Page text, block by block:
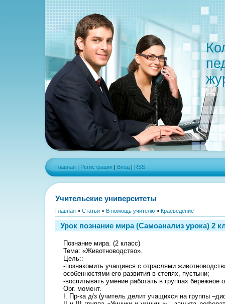
Главная | Регистрация | Вход | RSS
Учительские университеты
Главная » Статьи » В помощь учителю » Краеведение
Урок познание мира (Самоанализ урока) 2
Познание мира. (2 класс)
Тема: «Животноводство».
Цель::
-познакомить учащиеся с отраслями
особенностями его развития в степях, пустыни;
-воспитывать умение работать в группаx бережное
Орг. момент.
I. Пр-ка д/з (учитель делит учащихся на группы